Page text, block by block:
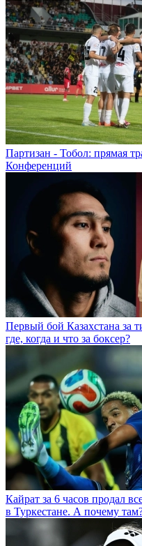
Партизан - Тобол: прямая
Конференций
Первый бой Казахстана за
где, когда и что за боксер?
Кайрат за 6 часов продал
в Туркестане. А почему